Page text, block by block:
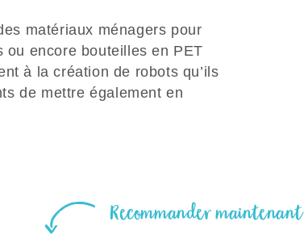
matériaux ménagers pour
encore bouteilles en PET
à la création de robots qu’ils
de mettre également en
Recommander maintenant